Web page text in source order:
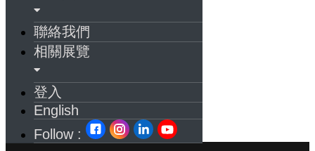
聯絡我們
相關展覽
登入
English
Follow :